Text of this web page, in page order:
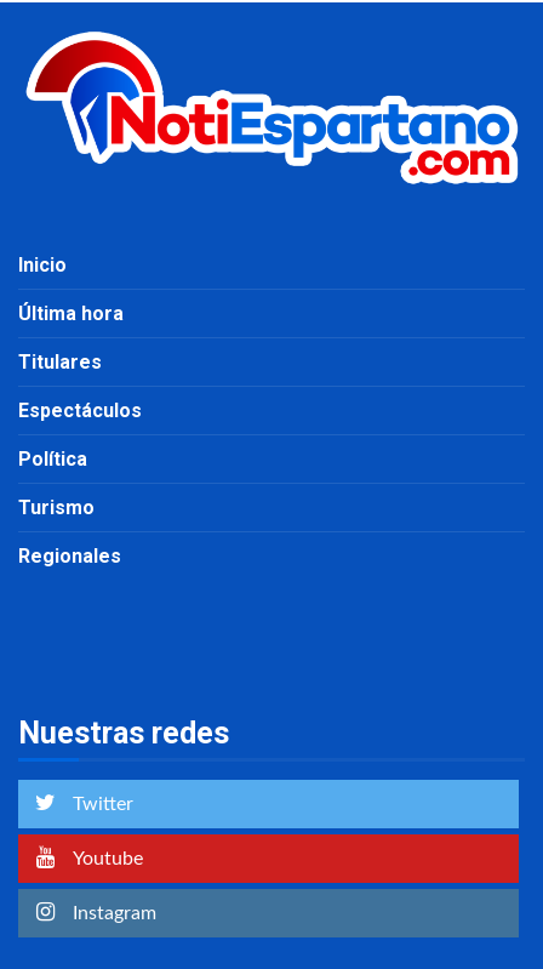
Inicio
Última hora
Titulares
Espectáculos
Política
Turismo
Regionales
Nuestras redes
Twitter
Youtube
Instagram